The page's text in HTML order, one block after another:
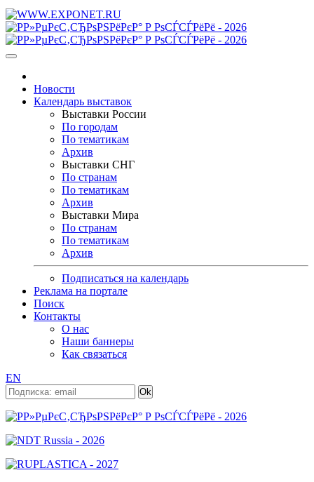
Новости
Календарь выставок
Выставки России
По городам
По тематикам
Архив
Выставки СНГ
По странам
По тематикам
Архив
Выставки Мира
По странам
По тематикам
Архив
Подписаться на календарь
Реклама на портале
Поиск
Контакты
О нас
Наши баннеры
Как связаться
EN